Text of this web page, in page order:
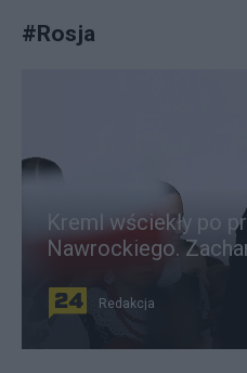
#Rosja
Kreml wściekły po
Nawrockiego.
Redakcja